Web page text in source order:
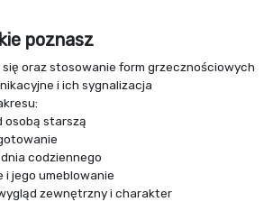
poznasz
oraz stosowanie form grzecznościowych
i ich sygnalizacja
osobą starszą
codziennego
i jego umeblowanie
zewnętrzny i charakter